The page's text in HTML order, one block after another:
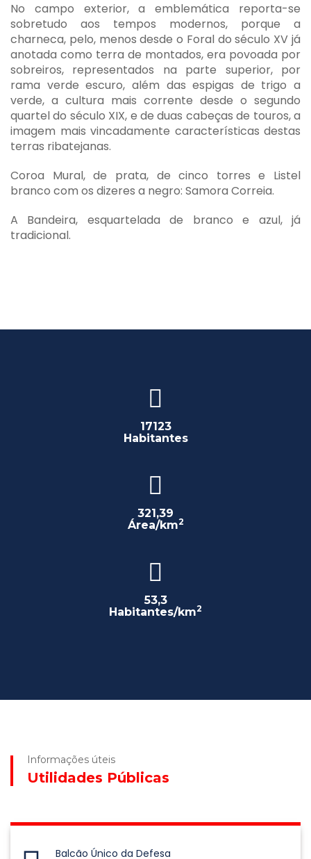
No campo exterior, a emblemática reporta-se
sobretudo aos tempos modernos, porque a
charneca, pelo, menos desde o Foral do século XV já
anotada como terra de montados, era povoada por
sobreiros, representados na parte superior, por
rama verde escuro, além das espigas de trigo a
verde, a cultura mais corrente desde o segundo
quartel do século XIX, e de duas cabeças de touros, a
imagem mais vincadamente características destas
terras ribatejanas.
Coroa Mural, de prata, de cinco torres e Listel
branco com os dizeres a negro: Samora Correia.
A Bandeira, esquartelada de branco e azul, já
tradicional.
17123
Habitantes
321,39
Área/km2
53,3
Habitantes/km2
Informações úteis
Utilidades Públicas
Balcão Único da Defesa